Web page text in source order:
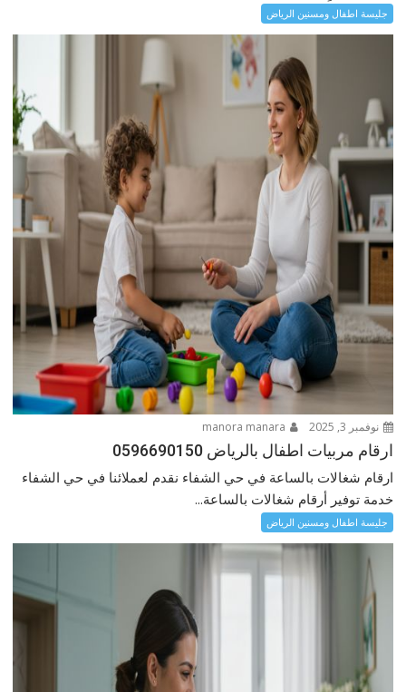
جليسة اطفال ومسنين الرياض
نوفمبر 3, 2025
ارقام مربيات اطفال بالرياض 0596690150
ارقام شغالات بالساعة في حي الشفاء نقدم لعملائنا في حي الشفاء
خدمة توفير أرقام شغالات بالساعة...
جليسة اطفال ومسنين الرياض